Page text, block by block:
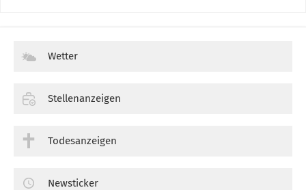
Wetter
Stellenanzeigen
Todesanzeigen
Newsticker